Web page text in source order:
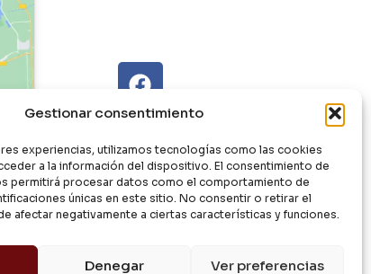
Gestionar consentimiento
experiencias, utilizamos tecnologías como las cookies
a la información del dispositivo. El consentimiento de
permitirá procesar datos como el comportamiento de
únicas en este sitio. No consentir o retirar el
afectar negativamente a ciertas características y funciones.
Denegar Ver preferencias